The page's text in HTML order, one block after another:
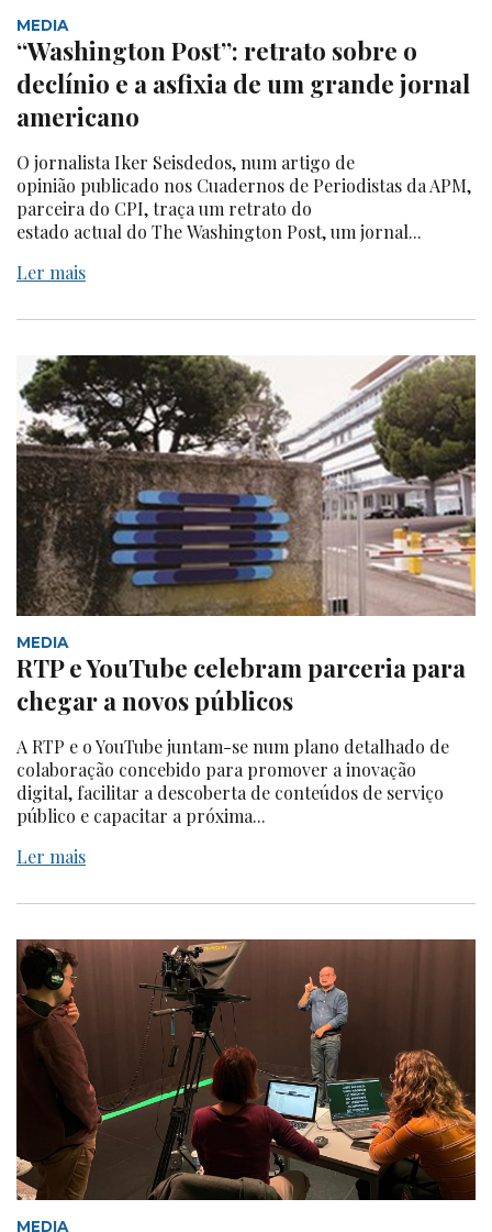
MEDIA
“Washington Post”: retrato sobre o
declínio e a asfixia de um grande jornal
americano
O jornalista Iker Seisdedos, num artigo de
opinião publicado nos Cuadernos de Periodistas da APM,
parceira do CPI, traça um retrato do
estado actual do The Washington Post, um jornal...
Ler mais
MEDIA
RTP e YouTube celebram parceria para
chegar a novos públicos
A RTP e o YouTube juntam-se num plano detalhado de
colaboração concebido para promover a inovação
digital, facilitar a descoberta de conteúdos de serviço
público e capacitar a próxima...
Ler mais
MEDIA